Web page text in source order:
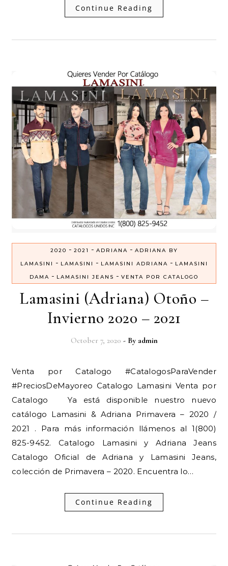
Continue Reading
2020 - 2021 - ADRIANA - ADRIANA BY
LAMASINI
- LAMASINI - LAMASINI ADRIANA - LAMASINI
DAMA - LAMASINI JEANS - VENTA POR CATALOGO
Lamasini (Adriana) Otoño –
Invierno 2020 – 2021
October 7, 2020 - By admin
Venta por Catalogo #CatalogosParaVender
#PreciosDeMayoreo Catalogo Lamasini Venta por
Catalogo Ya está disponible nuestro nuevo
catálogo Lamasini & Adriana Primavera – 2020 /
2021 . Para más información llámenos al 1(800)
825-9452. Catalogo Lamasini y Adriana Jeans
Catalogo Oficial de Adriana y Lamasini Jeans,
colección de Primavera – 2020. Encuentra lo…
Continue Reading